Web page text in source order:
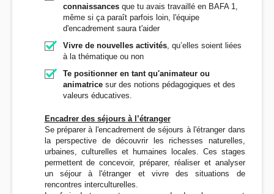
connaissancesque tu avais travaillé en BAFA 1,
même si ça paraît parfois loin, l'équipe
d'encadrement saura t'aider
Vivre de nouvelles activités, qu’elles soient liées
à la thématique ou non
Te positionner en tant qu'animateur ou
animatricesur des notions pédagogiques et des
valeurs éducatives.
Encadrer des séjours à l’étranger
Se préparer à l'encadrement de séjours à l'étranger dans
la perspective de découvrir les richesses naturelles,
urbaines, culturelles et humaines locales. Ces stages
permettent de concevoir, préparer, réaliser et analyser
un séjour à l'étranger et vivre des situations de
rencontres interculturelles.